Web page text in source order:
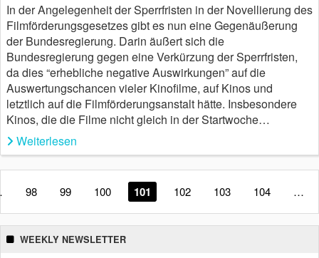
In der Angelegenheit der Sperrfristen in der Novellierung des
Filmförderungsgesetzes gibt es nun eine Gegenäußerung
der Bundesregierung. Darin äußert sich die
Bundesregierung gegen eine Verkürzung der Sperrfristen,
da dies “erhebliche negative Auswirkungen” auf die
Auswertungschancen vieler Kinofilme, auf Kinos und
letztlich auf die Filmförderungsanstalt hätte. Insbesondere
Kinos, die die Filme nicht gleich in der Startwoche…
Weiterlesen
98 99 100 101 102 103 104 …
WEEKLY NEWSLETTER